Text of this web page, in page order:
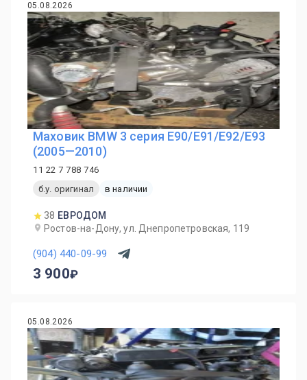
05.08.2026
Маховик BMW 3 серия E90/E91/E92/E93
(2005—2010)
11 22 7 788 746
б.у. оригинал
в наличии
38 ЕВРОДОМ
Ростов-на-Дону, ул. Днепропетровская, 119
(904) 440-09-99
3 900
05.08.2026